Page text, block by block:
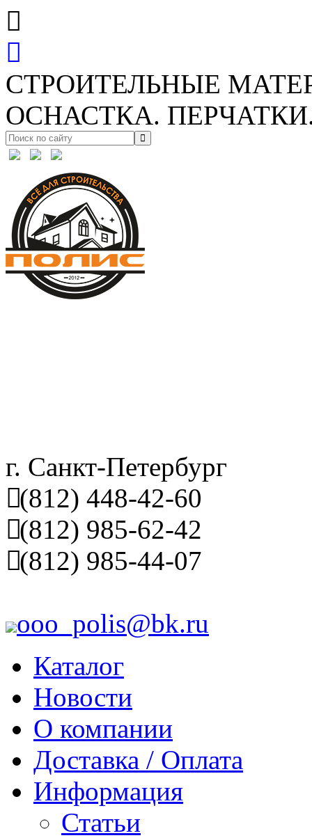
СТРОИТЕЛЬНЫЕ
ОСНАСТКА.
г. Санкт-Петербург
(812) 448-42-60
(812) 985-62-42
(812) 985-44-07
ooo_polis@bk.ru
Каталог
Новости
О компании
Доставка / Оплата
Информация
Статьи